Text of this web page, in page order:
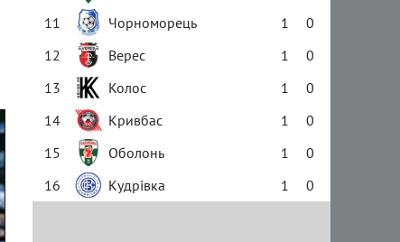
11
Чорноморець 1
0
12
Верес 1
0
13
Колос 1
0
14
Кривбас 1
0
15
Оболонь 1
0
16
Кудрівка 1 0